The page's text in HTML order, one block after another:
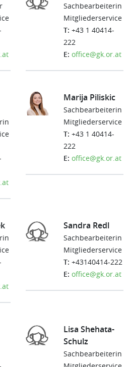
Sachbearbeiterin
Mitgliederservice
T: +43 1 40414-
222
E: office@gk.or.at
Marija Piliskic
Sachbearbeiterin
Mitgliederservice
T: +43 1 40414-
222
E: office@gk.or.at
Sandra Redl
Sachbearbeiterin
Mitgliederservice
T: +43140414-222
E: office@gk.or.at
Lisa Shehata-
Schulz
Sachbearbeiterin